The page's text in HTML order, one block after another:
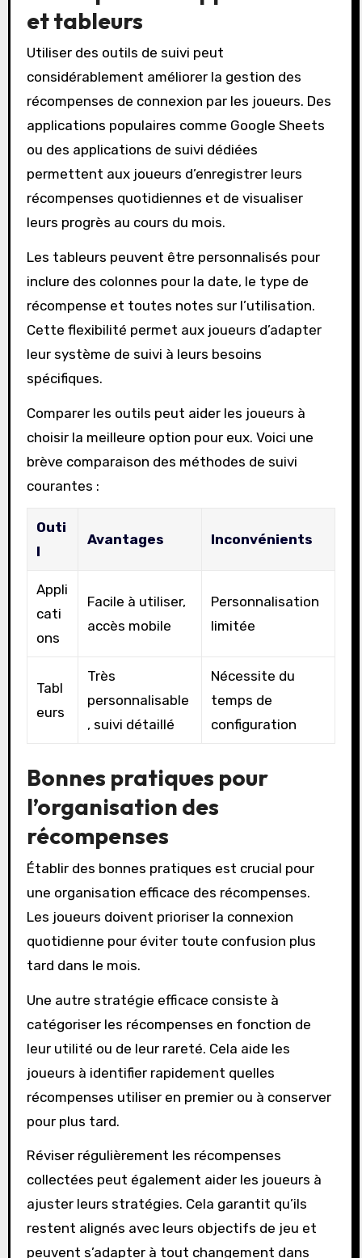
et tableurs
Utiliser des outils de suivi peut
considérablement améliorer la gestion des
récompenses de connexion par les joueurs. Des
applications populaires comme Google Sheets
ou des applications de suivi dédiées
permettent aux joueurs d’enregistrer leurs
récompenses quotidiennes et de visualiser
leurs progrès au cours du mois.
Les tableurs peuvent être personnalisés pour
inclure des colonnes pour la date, le type de
récompense et toutes notes sur l’utilisation.
Cette flexibilité permet aux joueurs d’adapter
leur système de suivi à leurs besoins
spécifiques.
Comparer les outils peut aider les joueurs à
choisir la meilleure option pour eux. Voici une
brève comparaison des méthodes de suivi
courantes :
Outi
l
Avantages Inconvénients
Appli
cati
ons
Facile à utiliser,
accès mobile
Personnalisation
limitée
Tabl
eurs
Très
personnalisable
, suivi détaillé
Nécessite du
temps de
configuration
Bonnes pratiques pour
l’organisation des
récompenses
Établir des bonnes pratiques est crucial pour
une organisation efficace des récompenses.
Les joueurs doivent prioriser la connexion
quotidienne pour éviter toute confusion plus
tard dans le mois.
Une autre stratégie efficace consiste à
catégoriser les récompenses en fonction de
leur utilité ou de leur rareté. Cela aide les
joueurs à identifier rapidement quelles
récompenses utiliser en premier ou à conserver
pour plus tard.
Réviser régulièrement les récompenses
collectées peut également aider les joueurs à
ajuster leurs stratégies. Cela garantit qu’ils
restent alignés avec leurs objectifs de jeu et
peuvent s’adapter à tout changement dans